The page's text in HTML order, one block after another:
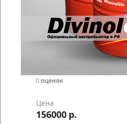
0оценок
Цена
156000 р.